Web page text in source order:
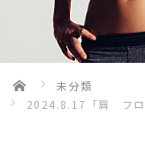
Home
未分類
2024.8.17「肩 フロ